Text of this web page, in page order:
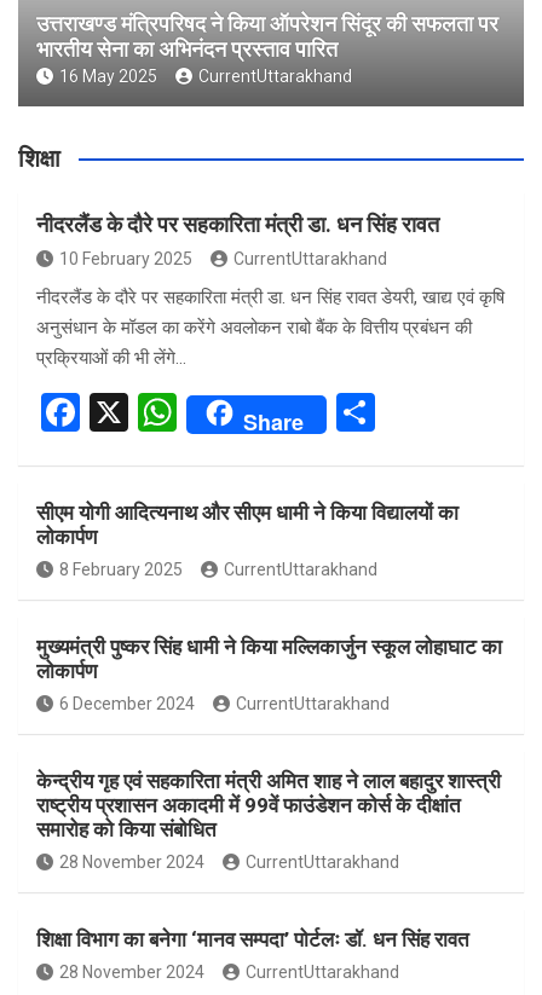
उत्तराखण्ड मंत्रिपरिषद ने किया ऑपरेशन सिंदूर की सफलता पर
भारतीय सेना का अभिनंदन प्रस्ताव पारित
16 May 2025 CurrentUttarakhand
शिक्षा
नीदरलैंड के दौरे पर सहकारिता मंत्री डा. धन सिंह रावत
10 February 2025 CurrentUttarakhand
नीदरलैंड के दौरे पर सहकारिता मंत्री डा. धन सिंह रावत डेयरी, खाद्य एवं कृषि
अनुसंधान के मॉडल का करेंगे अवलोकन राबो बैंक के वित्तीय प्रबंधन की
प्रक्रियाओं की भी लेंगे…
F
ce
b
o
o
k
X
W
s
A
p
p
Share
ar
e
सीएम योगी आदित्यनाथ और सीएम धामी ने किया विद्यालयों का
लोकार्पण
8 February 2025 CurrentUttarakhand
मुख्यमंत्री पुष्कर सिंह धामी ने किया मल्लिकार्जुन स्कूल लोहाघाट का
लोकार्पण
6 December 2024 CurrentUttarakhand
केन्द्रीय गृह एवं सहकारिता मंत्री अमित शाह ने लाल बहादुर शास्त्री
राष्ट्रीय प्रशासन अकादमी में 99वें फाउंडेशन कोर्स के दीक्षांत
समारोह को किया संबोधित
28 November 2024 CurrentUttarakhand
शिक्षा विभाग का बनेगा ‘मानव सम्पदा’ पोर्टलः डॉ. धन सिंह रावत
28 November 2024 CurrentUttarakhand